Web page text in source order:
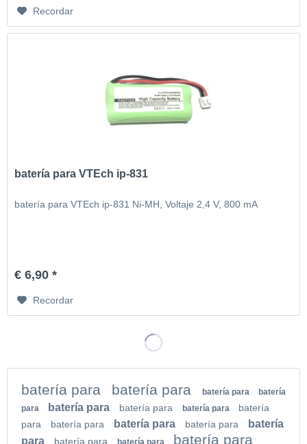
Recordar
batería para VTEch ip-831
batería para VTEch ip-831 Ni-MH, Voltaje 2,4 V, 800 mA
€ 6,90 *
Recordar
batería para batería para batería para
batería
para
batería para batería para batería para
batería
para
batería para batería para batería para
batería
para
batería para batería para batería para